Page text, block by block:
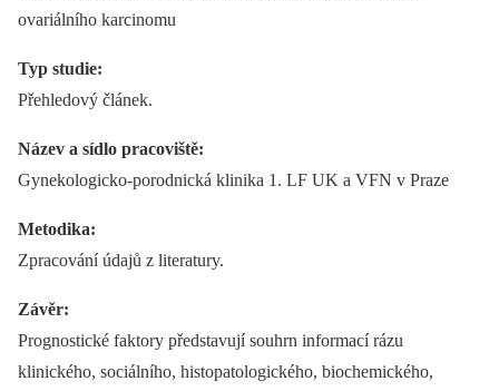
ovariálního karcinomu
Typ studie:
Přehledový článek.
Název a sídlo pracoviště:
Gynekologicko-porodnická klinika 1. LF UK a VFN v Praze
Metodika:
Zpracování údajů z literatury.
Závěr:
Prognostické faktory představují souhrn informací rázu
klinického, sociálního, histopatologického, biochemického,